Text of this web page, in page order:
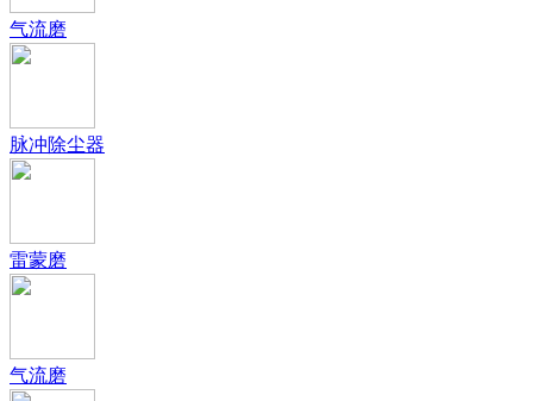
气流磨
脉冲除尘器
雷蒙磨
气流磨